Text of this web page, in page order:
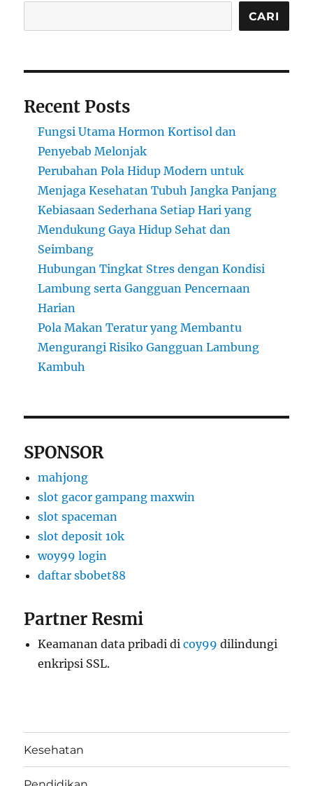
CARI
Recent Posts
Fungsi Utama Hormon Kortisol dan
Penyebab Melonjak
Perubahan Pola Hidup Modern untuk
Menjaga Kesehatan Tubuh Jangka Panjang
Kebiasaan Sederhana Setiap Hari yang
Mendukung Gaya Hidup Sehat dan
Seimbang
Hubungan Tingkat Stres dengan Kondisi
Lambung serta Gangguan Pencernaan
Harian
Pola Makan Teratur yang Membantu
Mengurangi Risiko Gangguan Lambung
Kambuh
SPONSOR
mahjong
slot gacor gampang maxwin
slot spaceman
slot deposit 10k
woy99 login
daftar sbobet88
Partner Resmi
Keamanan data pribadi dicoy99 dilindungi
enkripsi SSL.
Kesehatan